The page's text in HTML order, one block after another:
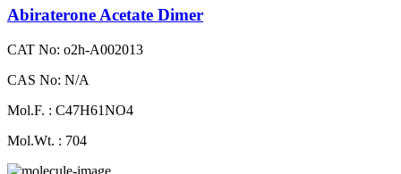
Abiraterone Acetate Dimer
CAT No: o2h-A002013
CAS No: N/A
Mol.F. : C47H61NO4
Mol.Wt. : 704